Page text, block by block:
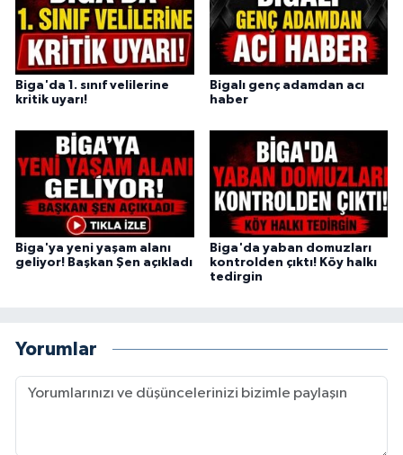
Biga'da 1. sınıf velilerine
kritik uyarı!
Bigalı genç adamdan acı
haber
Biga'ya yeni yaşam alanı
geliyor! Başkan Şen açıkladı
Biga'da yaban domuzları
kontrolden çıktı! Köy halkı
tedirgin
Yorumlar